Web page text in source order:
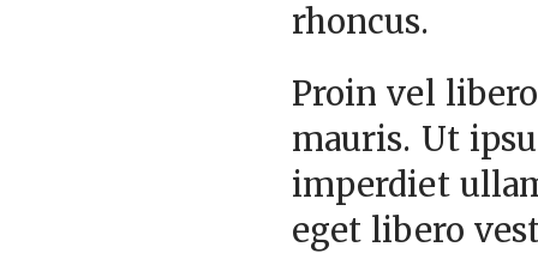
rhoncus.
Proin vel
mauris. Ut
imperdiet
eget libero